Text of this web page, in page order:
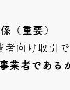
（重要）
向け取引
業者である